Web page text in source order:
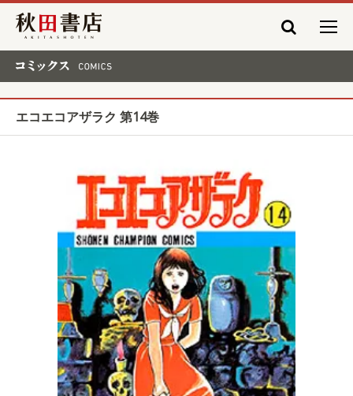
秋田書店
エコエコアザラク 第14巻